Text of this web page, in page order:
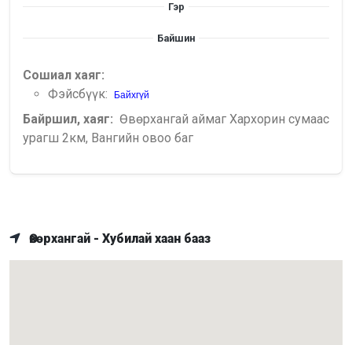
Гэр
Байшин
Сошиал хаяг:
Фэйсбүүк:
Байхгүй
Байршил, хаяг: Өвөрхангай аймаг Хархорин сумаас
урагш 2км, Вангийн овоо баг
Өвөрхангай - Хубилай хаан бааз